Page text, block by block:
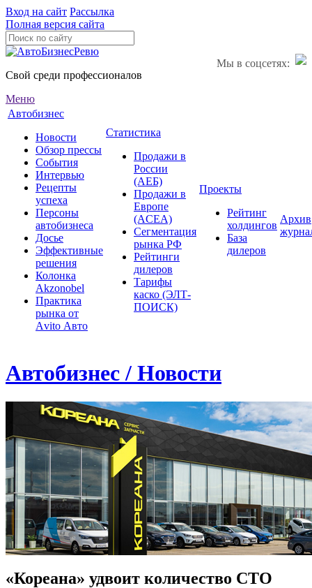
Вход на сайт Рассылка
Полная версия сайта
Мы в соцсетях:
Свой среди профессионалов
Меню
Автобизнес
Новости
Обзор прессы
События
Интервью
Рецепты
успеха
Персоны
автобизнеса
Досье
Эффективные
решения
Колонка
Akzonobel
Практика
рынка от
Аvito Авто
Статистика
Продажи в
России
(АЕБ)
Продажи в
Европе
(ACEA)
Сегментация
рынка РФ
Рейтинги
дилеров
Тарифы
каско (ЭЛТ-
ПОИСК)
Проекты
Рейтинг
холдингов
База
дилеров
Архив
Автобизнес / Новости
«Кореана» удвоит количество СТО